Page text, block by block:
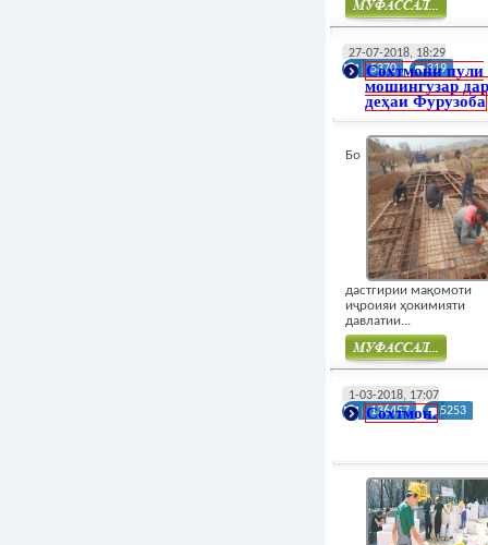
27-07-2018, 18:29
5370
319
Сохтмони пули
мошингузар дар
деҳаи Фурузоба
Бо
дастгирии мақомоти
иҷроияи ҳокимияти
давлатии...
1-03-2018, 17:07
136457
5253
Сохтмон.